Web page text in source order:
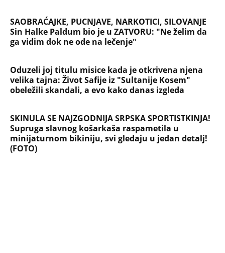
SAOBRAĆAJKE, PUCNJAVE, NARKOTICI, SILOVANJE
Sin Halke Paldum bio je u ZATVORU: "Ne želim da
ga vidim dok ne ode na lečenje"
Oduzeli joj titulu misice kada je otkrivena njena
velika tajna: Život Safije iz "Sultanije Kosem"
obeležili skandali, a evo kako danas izgleda
SKINULA SE NAJZGODNIJA SRPSKA SPORTISTKINJA!
Supruga slavnog košarkaša raspametila u
minijaturnom bikiniju, svi gledaju u jedan detalj!
(FOTO)